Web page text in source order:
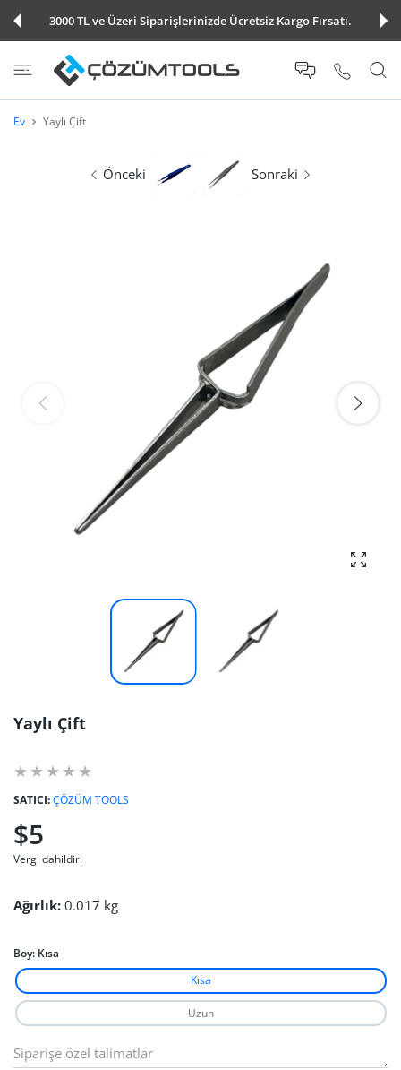
ATLA 3000 TL ve Üzeri Siparişlerinizde Ücretsiz Kargo Fırsatı.
Ev Yaylı Çift
Önceki Sonraki
Yaylı Çift
SATICI:ÇÖZÜM TOOLS
$5
Vergi dahildir.
Ağırlık: 0.017 kg
Boy: Kısa
Kısa
Uzun